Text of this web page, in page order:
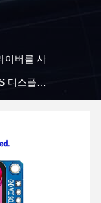
이버를 사
디스플레